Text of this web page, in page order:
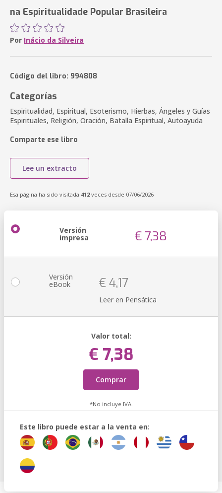
na Espiritualidade Popular Brasileira
Por Inácio da Silveira
Código del libro: 994808
Categorías
Espiritualidad, Espiritual, Esoterismo, Hierbas, Ángeles y Guías
Espirituales, Religión, Oración, Batalla Espiritual, Autoayuda
Comparte ese libro
Lee un extracto
Esa página ha sido visitada 412veces desde 07/06/2026
Versión
impresa € 7,38
Versión
eBook € 4,17
Leer en Pensática
Valor total:
€ 7,38
Comprar
*No incluye IVA.
Este libro puede estar a la venta en: